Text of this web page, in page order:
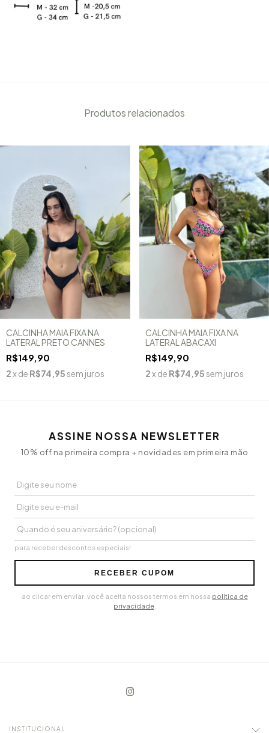
Produtos relacionados
CALCINHA MAIA FIXA NA
LATERAL PRETO CANNES
R$149,90
2x de R$74,95 sem juros
CALCINHA MAIA FIXA NA
LATERAL ABACAXI
R$149,90
2x de R$74,95 sem juros
ASSINE NOSSA NEWSLETTER
10% off na primeira compra + novidades em primeira mão
para receber descontos especiais!
RECEBER CUPOM
ao clicar em enviar, você aceita nossos termos em nossa política de
privacidade.
INSTITUCIONAL